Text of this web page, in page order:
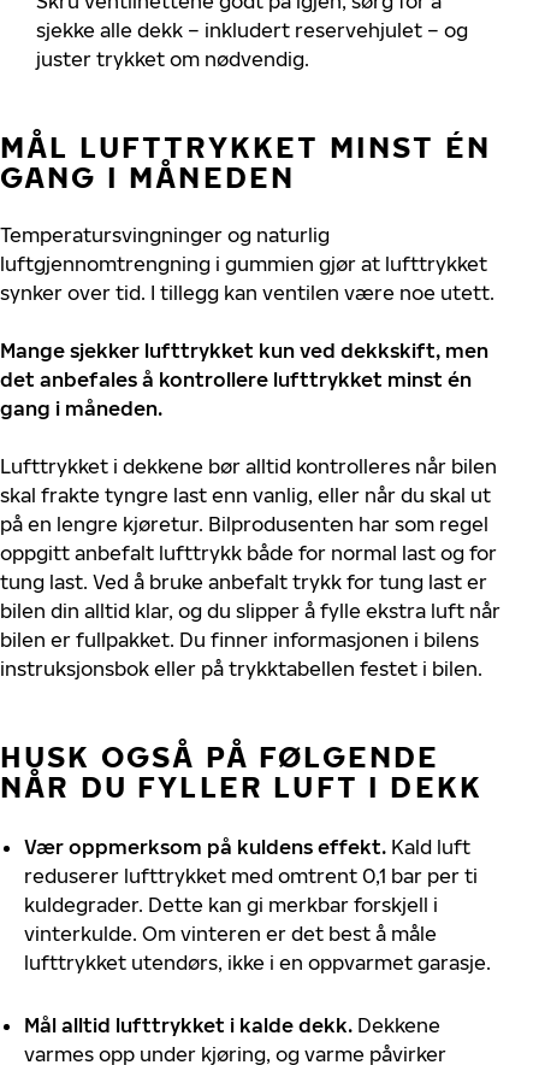
sjekke alle dekk – inkludert reservehjulet – og
juster trykket om nødvendig.
MÅL LUFTTRYKKET MINST ÉN
GANG I MÅNEDEN
Temperatursvingninger og naturlig
luftgjennomtrengning i gummien gjør at lufttrykket
synker over tid. I tillegg kan ventilen være noe utett.
Mange sjekker lufttrykket kun ved dekkskift, men
det anbefales å kontrollere lufttrykket minst én
gang i måneden.
Lufttrykket i dekkene bør alltid kontrolleres når bilen
skal frakte tyngre last enn vanlig, eller når du skal ut
på en lengre kjøretur. Bilprodusenten har som regel
oppgitt anbefalt lufttrykk både for normal last og for
tung last. Ved å bruke anbefalt trykk for tung last er
bilen din alltid klar, og du slipper å fylle ekstra luft når
bilen er fullpakket. Du finner informasjonen i bilens
instruksjonsbok eller på trykktabellen festet i bilen.
HUSK OGSÅ PÅ FØLGENDE
NÅR DU FYLLER LUFT I DEKK
Vær oppmerksom på kuldens effekt. Kald luft
reduserer lufttrykket med omtrent 0,1 bar per ti
kuldegrader. Dette kan gi merkbar forskjell i
vinterkulde. Om vinteren er det best å måle
lufttrykket utendørs, ikke i en oppvarmet garasje.
Mål alltid lufttrykket i kalde dekk. Dekkene
varmes opp under kjøring, og varme påvirker